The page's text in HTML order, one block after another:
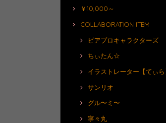
￥10,000～
COLLABORATION ITEM
ピアプロキャラクターズ
ちぃたん☆
イラストレーター【てぃら
サンリオ
グル〜ミ〜
寧々丸